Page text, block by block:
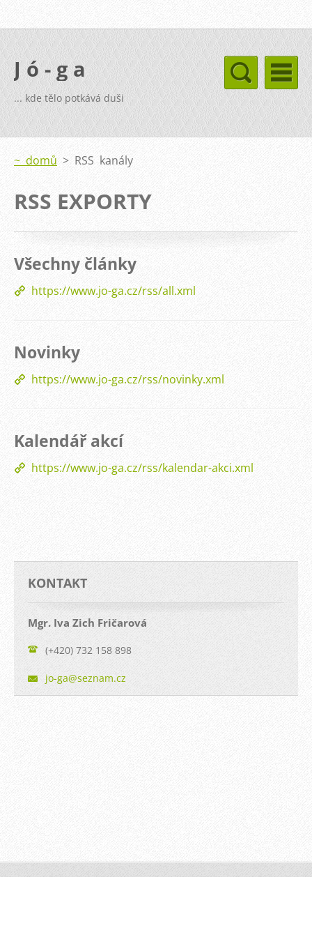
J ó - g a
... kde tělo potkává duši
~ domů > RSS kanály
RSS EXPORTY
Všechny články
https://www.jo-ga.cz/rss/all.xml
Novinky
https://www.jo-ga.cz/rss/novinky.xml
Kalendář akcí
https://www.jo-ga.cz/rss/kalendar-akci.xml
KONTAKT
Mgr. Iva Zich Fričarová
(+420) 732 158 898
jo-ga@seznam.cz